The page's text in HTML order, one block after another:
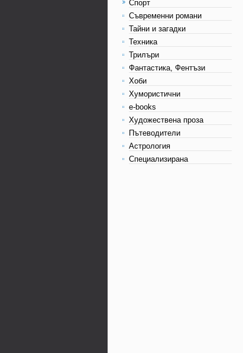
Спорт
Съвременни романи
Тайни и загадки
Техника
Трилъри
Фантастика, Фентъзи
Хоби
Хумористични
e-books
Художествена проза
Пътеводители
Астрология
Специализирана